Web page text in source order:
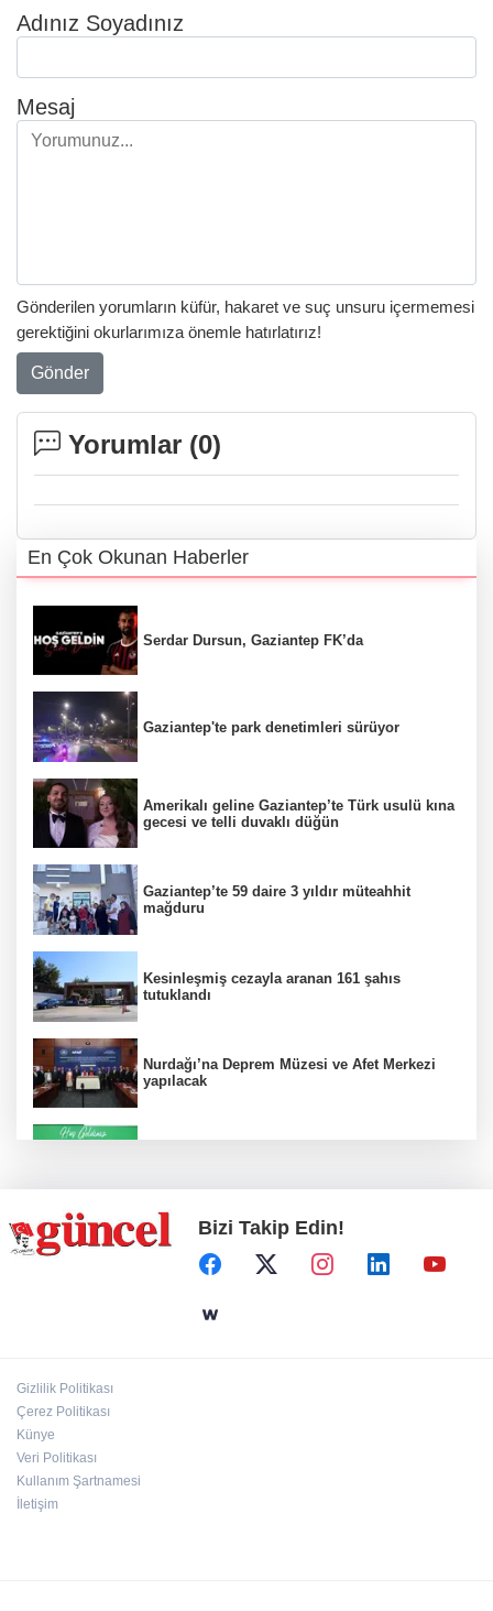
Adınız Soyadınız
Mesaj
Gönderilen yorumların küfür, hakaret ve suç unsuru içermemesi
gerektiğini okurlarımıza önemle hatırlatırız!
Gönder
Yorumlar (0)
En Çok Okunan Haberler
Serdar Dursun, Gaziantep FK’da
Gaziantep'te park denetimleri sürüyor
Amerikalı geline Gaziantep’te Türk usulü kına
gecesi ve telli duvaklı düğün
Gaziantep’te 59 daire 3 yıldır müteahhit
mağduru
Kesinleşmiş cezayla aranan 161 şahıs
tutuklandı
Nurdağı’na Deprem Müzesi ve Afet Merkezi
yapılacak
Koruma altındaki çocuklar sporla buluşuyor
Bizi Takip Edin!
Gizlilik Politikası
Çerez Politikası
Künye
Veri Politikası
Kullanım Şartnamesi
İletişim